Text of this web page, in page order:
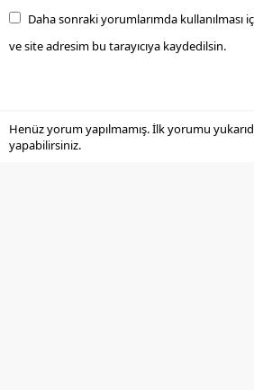
Daha sonraki yorumlarımda kullanılması
ve site adresim bu tarayıcıya kaydedilsin.
Henüz yorum yapılmamış. İlk yorumu
yapabilirsiniz.